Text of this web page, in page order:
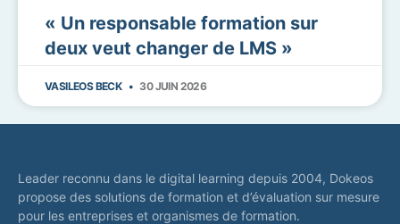
« Un responsable formation sur
deux veut changer de LMS »
VASILEOS BECK 30 JUIN 2026
Leader reconnu dans le digital learning depuis 2004, Dokeos
propose des solutions de formation et d’évaluation sur mesure
pour les entreprises et organismes de formation.